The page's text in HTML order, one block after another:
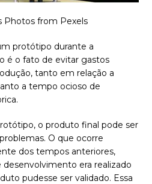
Photos from Pexels
protótipo durante a
é o fato de evitar gastos
tanto em relação a
a tempo ocioso de
o produto final pode ser
O que ocorre
dos tempos anteriores,
era realizado
pudesse ser validado. Essa